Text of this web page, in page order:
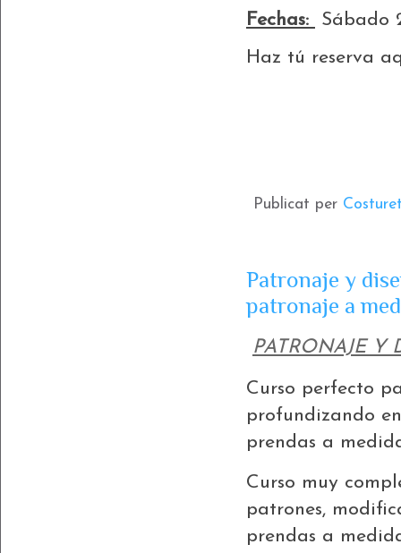
Fechas:
Sábado
Haz tú reserva
Publicat per
Patronaje y
patronaje a
PATRONAJE Y
Curso perfecto
profundizando
prendas a
Curso muy
patrones,
prendas a